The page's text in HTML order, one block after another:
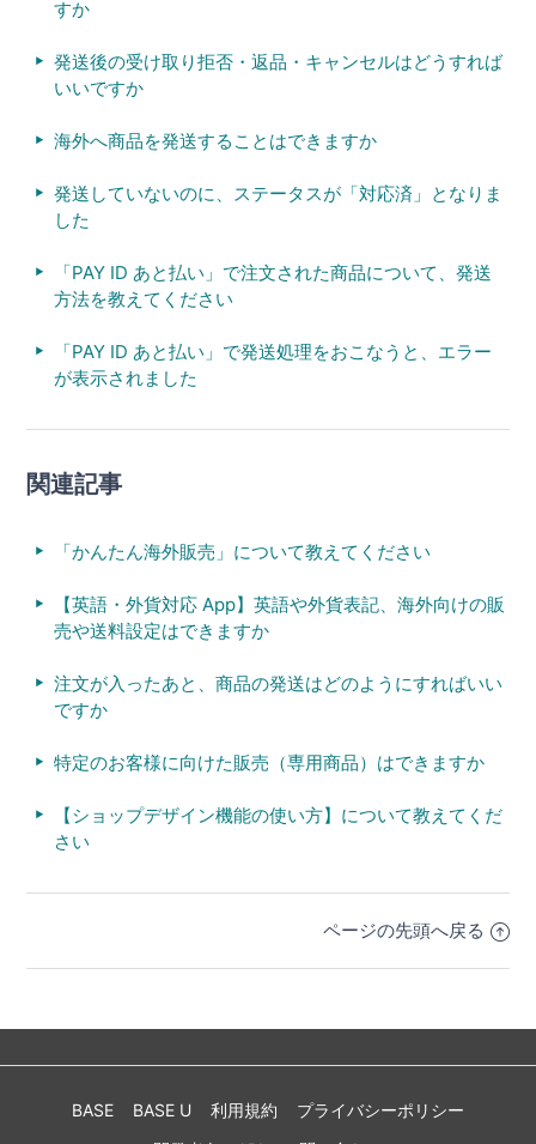
すか
発送後の受け取り拒否・返品・キャンセルはどうすれば
いいですか
海外へ商品を発送することはできますか
発送していないのに、ステータスが「対応済」となりま
した
「PAY ID あと払い」で注文された商品について、発送
方法を教えてください
「PAY ID あと払い」で発送処理をおこなうと、エラー
が表示されました
関連記事
「かんたん海外販売」について教えてください
【英語・外貨対応 App】英語や外貨表記、海外向けの販
売や送料設定はできますか
注文が入ったあと、商品の発送はどのようにすればいい
ですか
特定のお客様に向けた販売（専用商品）はできますか
【ショップデザイン機能の使い方】について教えてくだ
さい
ページの先頭へ戻る
BASE BASE U 利用規約
プライバシーポリシー